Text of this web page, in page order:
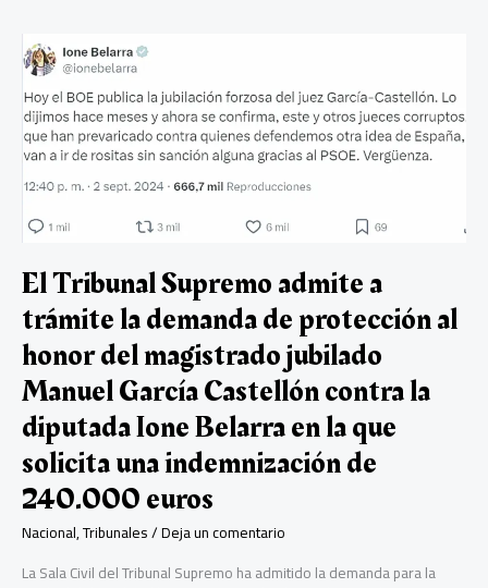
ok
p
colgar
una
pancarta
en
un
colegio
para
de
no
paga
el
alquiler
no
vulnera
su
honor
El Tribunal Supremo admite a
trámite la demanda de protección al
honor del magistrado jubilado
Manuel García Castellón contra la
diputada Ione Belarra en la que
solicita una indemnización de
240.000 euros
Nacional,Tribunales/Deja un comentario
La Sala Civil del Tribunal Supremo ha admitido la demanda para la